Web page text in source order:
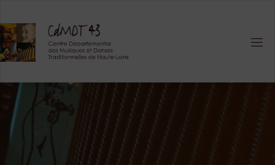
content